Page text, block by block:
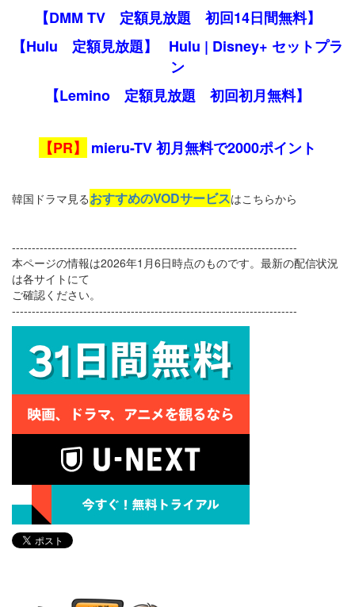
【DMM TV 定額見放題 初回14日間無料】
【Hulu 定額見放題】
Hulu | Disney+ セットプラ
ン
【Lemino 定額見放題 初回初月無料】
【PR】 mieru-TV 初月無料で2000ポイント
韓国ドラマ見るおすすめのVODサービスはこちらから
------------------------------------------------------------------------
本ページの情報は2026年1月6日時点のものです。最新の配信状況
は各サイトにて
ご確認ください。
------------------------------------------------------------------------